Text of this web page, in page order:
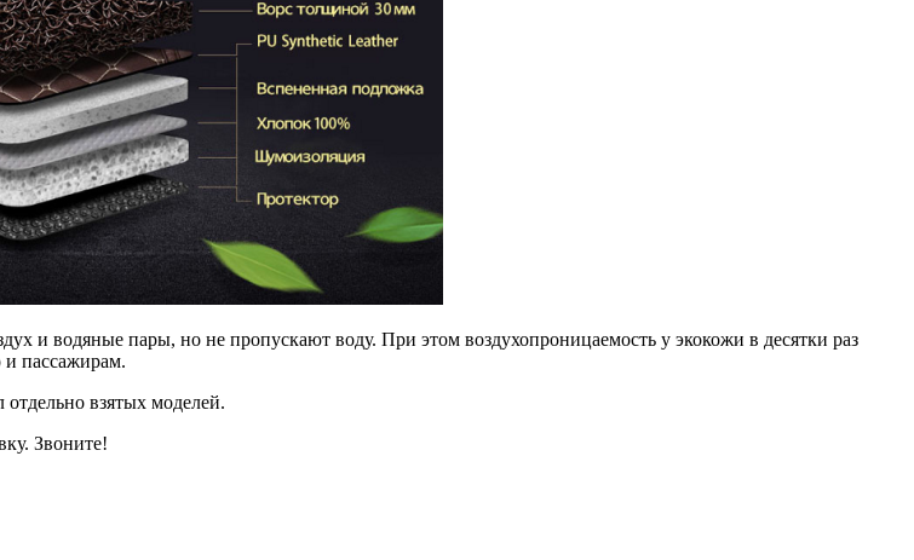
и водяные пары, но не пропускают воду. При этом воздухопроницаемость у экокожи в десятки раз
и пассажирам.
взятых моделей.
Звоните!